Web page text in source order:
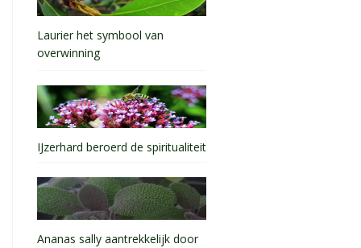
Laurier het symbool van
overwinning
IJzerhard beroerd de spiritualiteit
Ananas sally aantrekkelijk door